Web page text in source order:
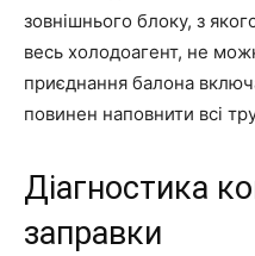
зовнішнього блоку, з
весь холодоагент, не
приєднання балона
повинен наповнити всі
Діагностика
заправки